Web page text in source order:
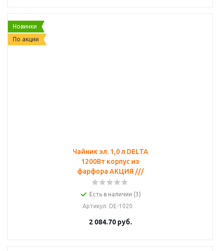
Новинки
По акции
Чайник эл. 1,0 л DELTA
1200Вт корпус из
фарфора АКЦИЯ ///
Есть в наличии (3)
Артикул: DE-1020
2 084.70руб.